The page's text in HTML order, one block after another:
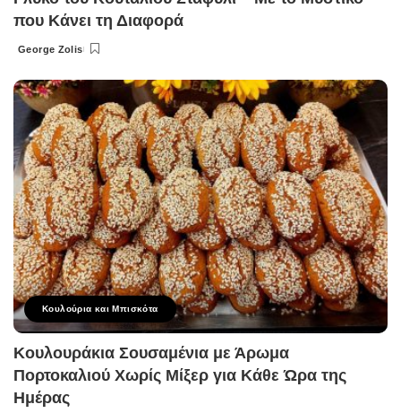
που Κάνει τη Διαφορά
Posted
George Zolis
Κουλούρια και Μπισκότα
Κουλουράκια Σουσαμένια με Άρωμα
Πορτοκαλιού Χωρίς Μίξερ για Κάθε Ώρα της
Ημέρας